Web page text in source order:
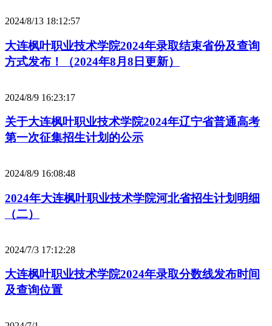
2024/8/13 18:12:57
大连枫叶职业技术学院2024年录取结束省份及查询
方式发布！（2024年8月8日更新）
2024/8/9 16:23:17
关于大连枫叶职业技术学院2024年辽宁省普通高考
第一次征集招生计划的公示
2024/8/9 16:08:48
2024年大连枫叶职业技术学院河北省招生计划明细
（二）
2024/7/3 17:12:28
大连枫叶职业技术学院2024年录取分数线发布时间
及查询位置